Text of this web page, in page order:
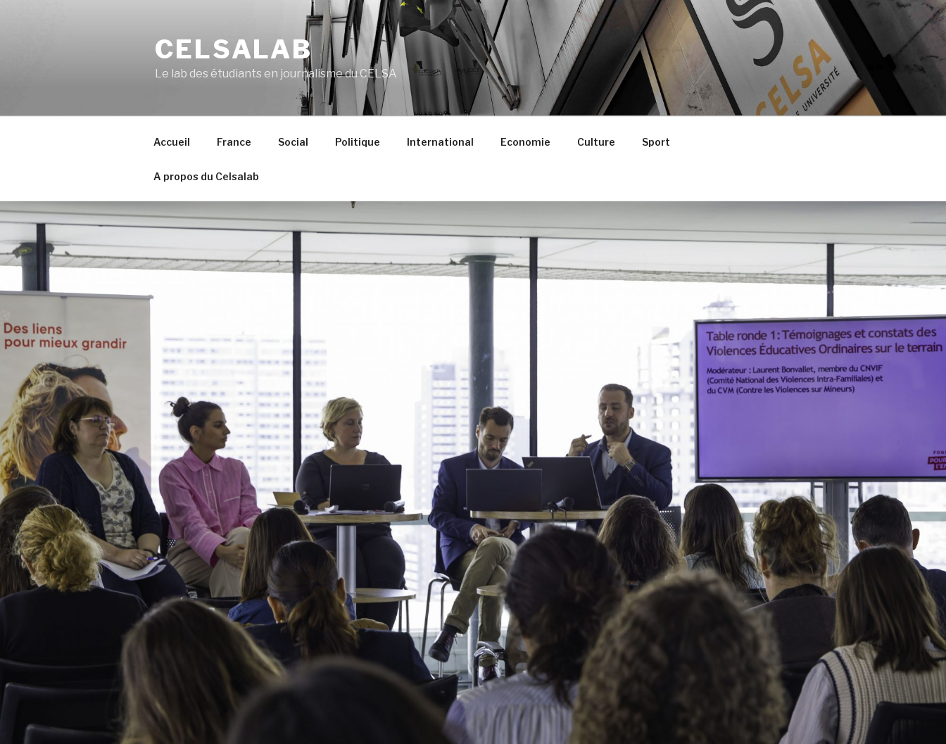
CELSALAB
Le lab des étudiants en journalisme du CELSA
Accueil France Social Politique International Economie Culture Sport
A propos du Celsalab